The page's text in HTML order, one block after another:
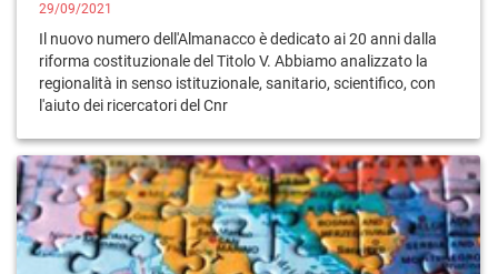
29/09/2021
Il nuovo numero dell'Almanacco è dedicato ai 20 anni dalla
riforma costituzionale del Titolo V. Abbiamo analizzato la
regionalità in senso istituzionale, sanitario, scientifico, con
l'aiuto dei ricercatori del Cnr